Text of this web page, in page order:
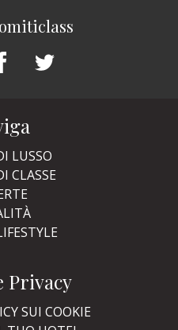
LUSSO
CLASSE
Privacy
SUI COOKIE